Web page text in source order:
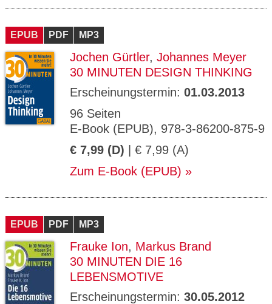
EPUB PDF MP3
Jochen Gürtler, Johannes Meyer
30 MINUTEN DESIGN THINKING
Erscheinungstermin: 01.03.2013
96 Seiten
E-Book (EPUB), 978-3-86200-875-9
€ 7,99 (D) | € 7,99 (A)
Zum E-Book (EPUB)
EPUB PDF MP3
Frauke Ion, Markus Brand
30 MINUTEN DIE 16
LEBENSMOTIVE
Erscheinungstermin: 30.05.2012